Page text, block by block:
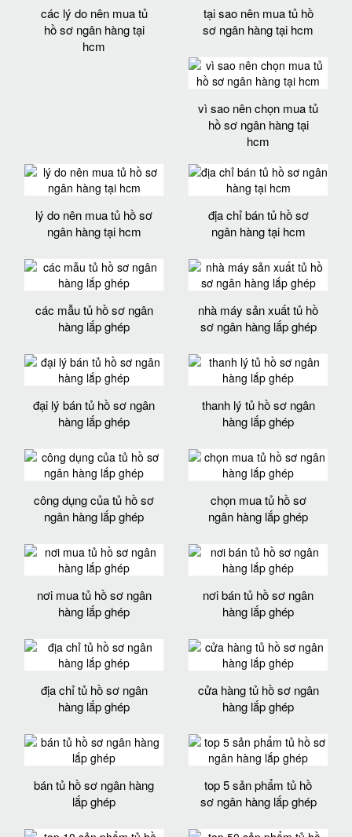
các lý do nên mua tủ
hồ sơ ngân hàng tại
hcm
tại sao nên mua tủ hồ
sơ ngân hàng tại hcm
vì sao nên chọn mua tủ
hồ sơ ngân hàng tại
hcm
lý do nên mua tủ hồ sơ
ngân hàng tại hcm
địa chỉ bán tủ hồ sơ
ngân hàng tại hcm
các mẫu tủ hồ sơ ngân
hàng lắp ghép
nhà máy sản xuất tủ hồ
sơ ngân hàng lắp ghép
đại lý bán tủ hồ sơ ngân
hàng lắp ghép
thanh lý tủ hồ sơ ngân
hàng lắp ghép
công dụng của tủ hồ sơ
ngân hàng lắp ghép
chọn mua tủ hồ sơ
ngân hàng lắp ghép
nơi mua tủ hồ sơ ngân
hàng lắp ghép
nơi bán tủ hồ sơ ngân
hàng lắp ghép
địa chỉ tủ hồ sơ ngân
hàng lắp ghép
cửa hàng tủ hồ sơ ngân
hàng lắp ghép
bán tủ hồ sơ ngân hàng
lắp ghép
top 5 sản phẩm tủ hồ
sơ ngân hàng lắp ghép